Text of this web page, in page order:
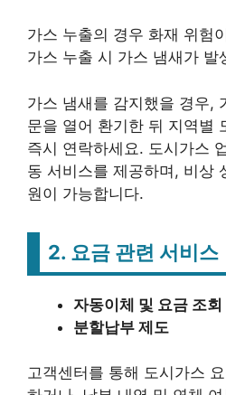
가스 누출의 경우 화재 위험
가스 누출 시 가스 냄새가 발
가스 냄새를 감지했을 경우,
문을 열어 환기한 뒤 지역별
즉시 연락하세요. 도시가스
동 서비스를 제공하며, 비상
원이 가능합니다.
2. 요금 관련 서비스
자동이체 및 요금 조회
분할납부 제도
고객센터를 통해 도시가스